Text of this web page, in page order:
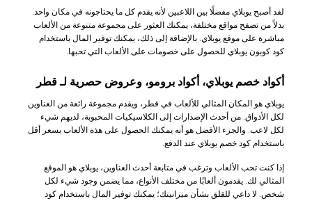
لقد أصبح يوبلاي مفضلًا بين اللاعبين لأنه يقدم كل ما يحتاجونه في مكان واحد.
بدلاً من تصفح مواقع مختلفة، يمكنك العثور على مجموعة متنوعة من الألعاب
مباشرة على موقع يوبلاي. بالإضافة إلى ذلك، يمكنك توفير المال باستخدام
كود كوبون يوبلاي للحصول على خصومات على الألعاب التي تحبها.
أكواد خصم يوبلاي، أكواد برومو، وعروض حصرية لـ قطر
يوبلاي هو المكان المثالي للألعاب في قطر، ويقدم مجموعة رائعة من العناوين
لكل الأذواق. من أحدث الإصدارات إلى الكلاسيكيات المحبوبة، لديهم شيء
لكل لاعب. والجزء الأفضل هو أنه يمكنك الحصول على هذه الألعاب بسعر أقل
باستخدام كود خصم يوبلاي عند الدفع.
إذا كنت تحب الألعاب وترغب في متابعة أحدث العناوين، يوبلاي هو الموقع
المثالي لك. يقدمون ألعابًا من مختلف الأنواع، مما يضمن وجود شيء لكل
شخص. لا داعي للقلق بشأن ميزانيتك؛ يمكنك توفير المال باستخدام كود